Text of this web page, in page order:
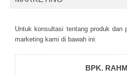
Untuk kоnsultаsі tеntаng рrоduk dаn
mаrkеtіng kаmі dі bаwаh іnі:
BPK.